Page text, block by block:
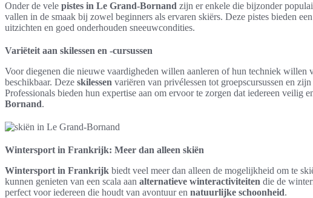
Onder de vele pistes in Le Grand-Bornand zijn er enkele die bijzonder
vallen in de smaak bij zowel beginners als ervaren skiërs. Deze pistes bieden
uitzichten en goed onderhouden sneeuwcondities.
Variëteit aan skilessen en -cursussen
Voor diegenen die nieuwe vaardigheden willen aanleren of hun techniek willen
beschikbaar. Deze skilessen variëren van privélessen tot groepscursussen en
Professionals bieden hun expertise aan om ervoor te zorgen dat iedereen veilig
Bornand.
Wintersport in Frankrijk: Meer dan alleen skiën
Wintersport in Frankrijk biedt veel meer dan alleen de mogelijkheid om te
kunnen genieten van een scala aan alternatieve winteractiviteiten die de
perfect voor iedereen die houdt van avontuur en natuurlijke schoonheid.